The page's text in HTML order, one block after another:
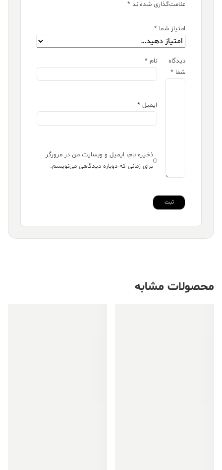
علامت‌گذاری شده‌اند *
امتیاز شما *
دیدگاه
شما *
نام *
ایمیل *
ذخیره نام، ایمیل و وبسایت من در مرورگر
برای زمانی که دوباره دیدگاهی می‌نویسم.
محصولات مشابه